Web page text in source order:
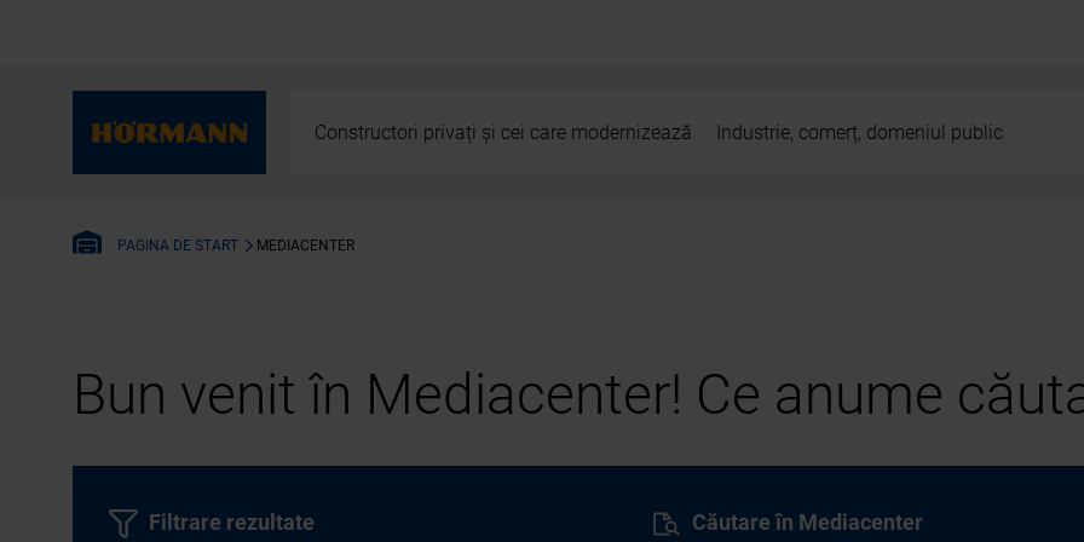
Constructori privați și cei care modernizează Industrie, comerț, domeniul public
PAGINA DE START MEDIACENTER
Bun venit în Mediacenter! Ce anume
Căutare în Mediacenter
Filtrare rezultate